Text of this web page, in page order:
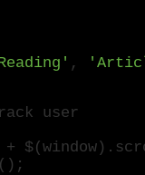
,
user
+ $(window